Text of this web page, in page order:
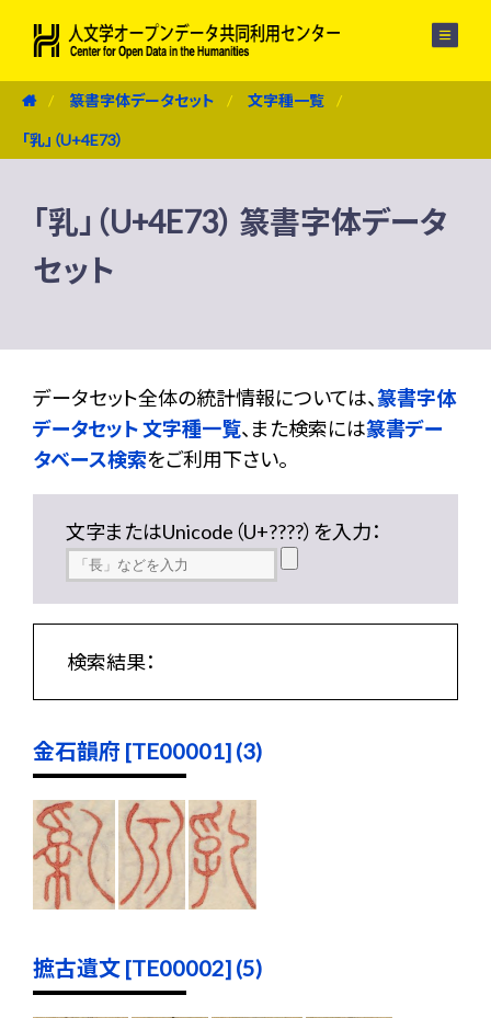
篆書字体データセット 文字種一覧
「乳」（U+4E73）
「乳」（U+4E73） 篆書字体データ
セット
データセット全体の統計情報については、篆書字体
データセット 文字種一覧、また検索には篆書デー
タベース検索をご利用下さい。
文字またはUnicode（U+????）を入力：
検索結果：
金石韻府 [TE00001] (3)
摭古遺文 [TE00002] (5)